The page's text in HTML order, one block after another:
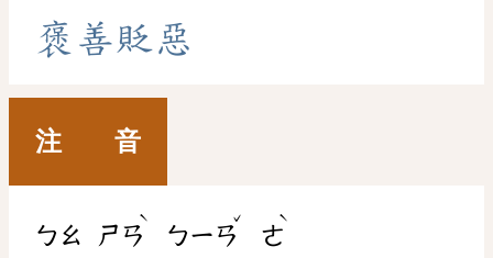
褒 善貶惡
注 音
ㄅㄠ ㄕㄢ
ˋ
ㄅㄧㄢ
ˇ
ㄜ
ˋ